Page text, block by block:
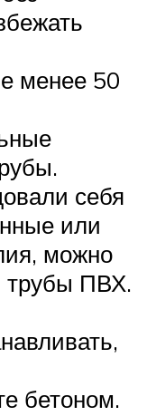
менее 50
себя
или
можно
трубы ПВХ.
бетоном.